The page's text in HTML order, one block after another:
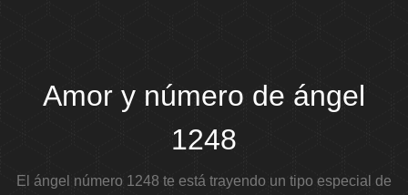
Amor y número de ángel
1248
El ángel número 1248 te está trayendo un tipo especial de